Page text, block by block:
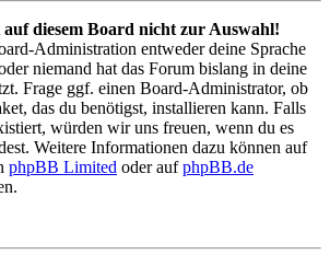
auf diesem Board nicht zur Auswahl!
Administration entweder deine Sprache
niemand hat das Forum bislang in deine
Frage ggf. einen Board-Administrator, ob
das du benötigst, installieren kann. Falls
würden wir uns freuen, wenn du es
Weitere Informationen dazu können auf
phpBB Limited oder aufphpBB.de